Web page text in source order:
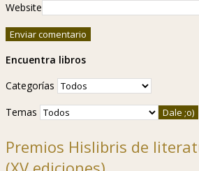
Website
Encuentra libros
Categorías
Temas
Premios Hislibris de